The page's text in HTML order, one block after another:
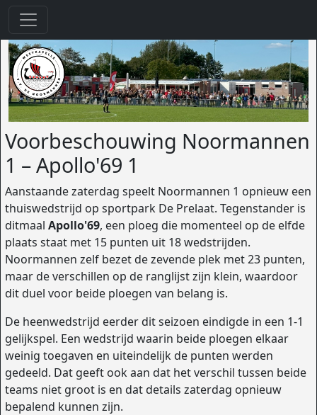
Voorbeschouwing Noormannen
1 – Apollo'69 1
Aanstaande zaterdag speelt Noormannen 1 opnieuw een
thuiswedstrijd op sportpark De Prelaat. Tegenstander is
ditmaal Apollo'69, een ploeg die momenteel op de elfde
plaats staat met 15 punten uit 18 wedstrijden.
Noormannen zelf bezet de zevende plek met 23 punten,
maar de verschillen op de ranglijst zijn klein, waardoor
dit duel voor beide ploegen van belang is.
De heenwedstrijd eerder dit seizoen eindigde in een 1-1
gelijkspel. Een wedstrijd waarin beide ploegen elkaar
weinig toegaven en uiteindelijk de punten werden
gedeeld. Dat geeft ook aan dat het verschil tussen beide
teams niet groot is en dat details zaterdag opnieuw
bepalend kunnen zijn.